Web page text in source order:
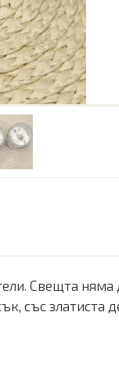
Свещта няма
със златиста